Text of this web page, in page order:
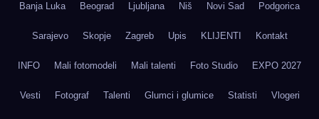
Banja Luka Beograd Ljubljana Niš Novi Sad Podgorica
Sarajevo Skopje Zagreb Upis KLIJENTI Kontakt
INFO Mali fotomodeli Mali talenti Foto Studio EXPO 2027
Vesti Fotograf Talenti Glumci i glumice Statisti Vlogeri